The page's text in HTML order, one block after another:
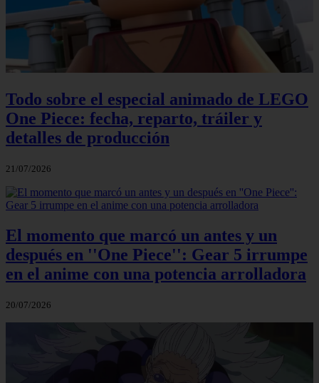
Todo sobre el especial animado de LEGO
One Piece: fecha, reparto, tráiler y
detalles de producción
21/07/2026
El momento que marcó un antes y un
después en ''One Piece'': Gear 5 irrumpe
en el anime con una potencia arrolladora
20/07/2026